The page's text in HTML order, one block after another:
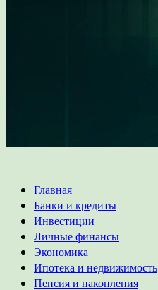
Основное
меню
Главная
Банки и кредиты
Инвестиции
Личные финансы
Экономика
Ипотека и недвижимость
Пенсия и накопления